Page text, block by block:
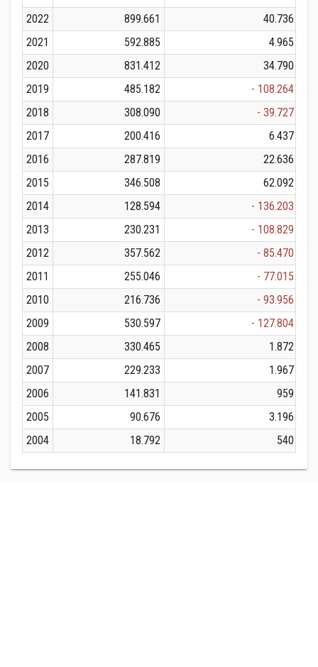
2022
899.661
40.736
2021
592.885
4.965
2020
831.412
34.790
2019
485.182
- 108.264
2018
308.090
- 39.727
2017
200.416
6.437
2016
287.819
22.636
2015
346.508
62.092
2014
128.594
- 136.203
2013
230.231
- 108.829
2012
357.562
- 85.470
2011
255.046
- 77.015
2010
216.736
- 93.956
2009
530.597
- 127.804
2008
330.465
1.872
2007
229.233
1.967
2006
141.831
959
2005
90.676
3.196
2004
18.792 540